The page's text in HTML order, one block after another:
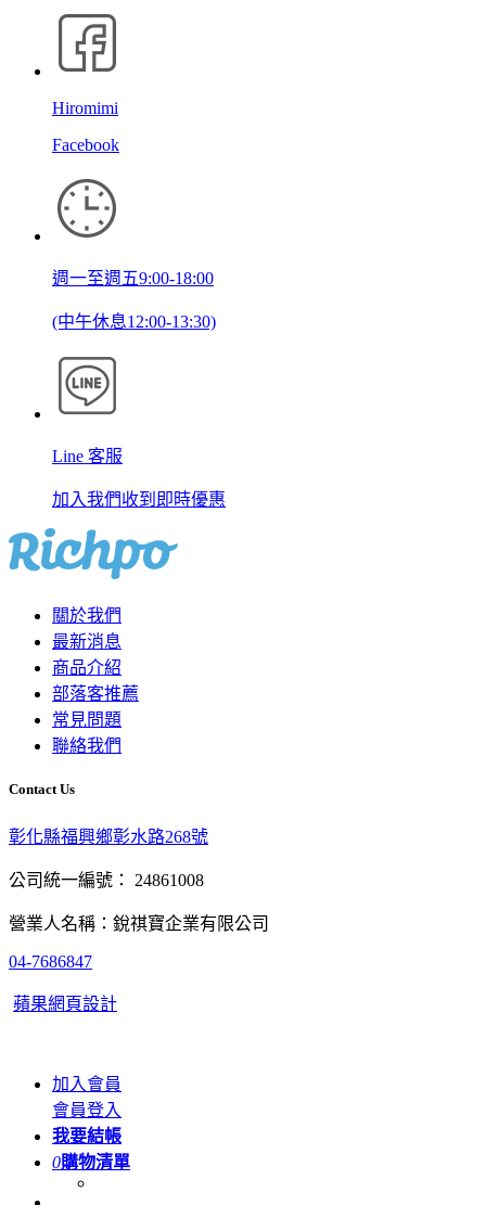
Hiromimi
Facebook
週一至週五9:00-18:00
(中午休息12:00-13:30)
Line 客服
加入我們收到即時優惠
關於我們
最新消息
商品介紹
部落客推薦
常見問題
聯絡我們
Contact Us
彰化縣福興鄉彰水路268號
公司統一編號： 24861008
營業人名稱：銳祺寶企業有限公司
04-7686847
蘋果網頁設計
加入會員
會員登入
我要結帳
0購物清單